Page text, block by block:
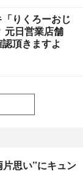
りくろーおじ
元日営業店舗
頂きますよ
思い”にキュン